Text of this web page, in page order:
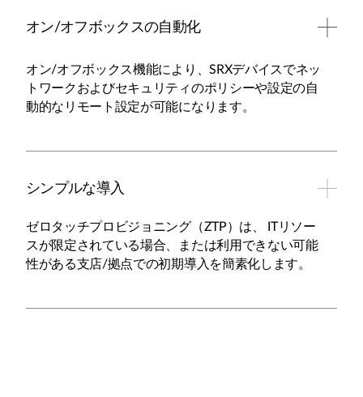
オン/オフボックスの自動化
オン/オフボックス機能により、SRXデバイスでネッ
トワークおよびセキュリティのポリシーや設定の自
動的なリモート設定が可能になります。
シンプルな導入
ゼロタッチプロビジョニング（ZTP）は、 ITリソー
スが限定されている場合、または利用できない可能
性がある支店/拠点での初期導入を簡素化します。